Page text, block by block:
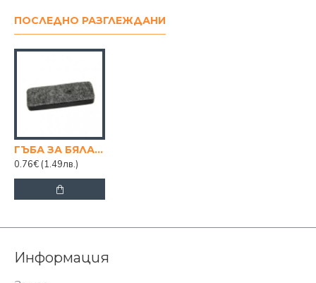
ПОСЛЕДНО РАЗГЛЕЖДАНИ
ГЪБА ЗА БЯЛА ДЪСКА
0.76€ (1.49лв.)
Информация